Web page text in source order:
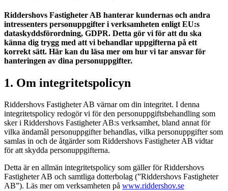
Riddershovs Fastigheter AB hanterar kundernas och andra
intressenters personuppgifter i verksamheten enligt EU:s
dataskyddsförordning, GDPR. Detta gör vi för att du ska
känna dig trygg med att vi behandlar uppgifterna på ett
korrekt sätt. Här kan du läsa mer om hur vi tar ansvar för
hanteringen av dina personuppgifter.
1. Om integritetspolicyn
Riddershovs Fastigheter AB värnar om din integritet. I denna
integritets­policy redogör vi för den personuppgiftsbehandling som
sker i Riddershovs Fastigheter AB:s verksamhet, bland annat för
vilka ändamål personuppgifter behandlas, vilka personuppgifter som
samlas in och de åtgärder som Riddershovs Fastigheter AB vidtar
för att skydda personuppgifterna.
Detta är en allmän integritetspolicy som gäller för Riddershovs
Fastigheter AB och samtliga dotterbolag (”Riddershovs Fastigheter
AB”). Läs mer om verksamheten på www.riddershov.se